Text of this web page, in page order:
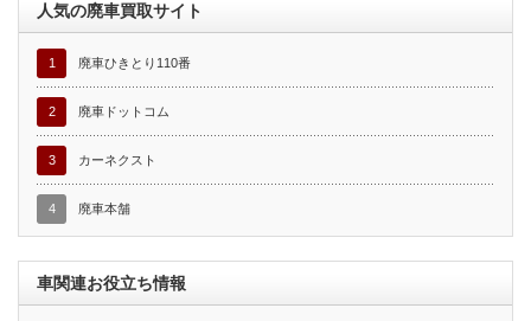
人気の廃車買取サイト
1 廃車ひきとり110番
2 廃車ドットコム
3 カーネクスト
4 廃車本舗
車関連お役立ち情報